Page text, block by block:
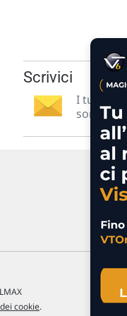
Scrivici
I tuoi
sono
cookie.